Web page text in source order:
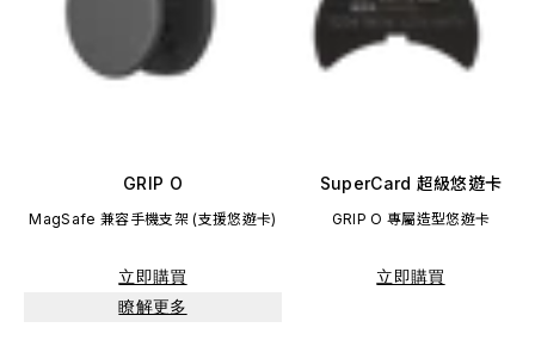
GRIP O
MagSafe 兼容手機支架 (支援悠遊卡)
立即購買
瞭解更多
SuperCard 超級悠遊卡
GRIP O 專屬造型悠遊卡
立即購買